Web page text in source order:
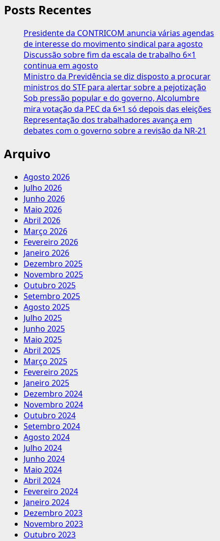
pode
usar
FGTS
para
quitar
dívidas
de
acordos
judiciais
Posts Recentes
Presidente da CONTRICOM anuncia várias agendas
de interesse do movimento sindical para agosto
Discussão sobre fim da escala de trabalho 6×1
continua em agosto
Ministro da Previdência se diz disposto a procurar
ministros do STF para alertar sobre a pejotização
Sob pressão popular e do governo, Alcolumbre
mira votação da PEC da 6×1 só depois das eleições
Representação dos trabalhadores avança em
debates com o governo sobre a revisão da NR-21
Arquivo
Agosto 2026
Julho 2026
Junho 2026
Maio 2026
Abril 2026
Março 2026
Fevereiro 2026
Janeiro 2026
Dezembro 2025
Novembro 2025
Outubro 2025
Setembro 2025
Agosto 2025
Julho 2025
Junho 2025
Maio 2025
Abril 2025
Março 2025
Fevereiro 2025
Janeiro 2025
Dezembro 2024
Novembro 2024
Outubro 2024
Setembro 2024
Agosto 2024
Julho 2024
Junho 2024
Maio 2024
Abril 2024
Fevereiro 2024
Janeiro 2024
Dezembro 2023
Novembro 2023
Outubro 2023